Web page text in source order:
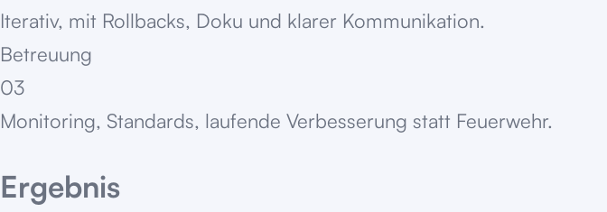
Iterativ, mit Rollbacks, Doku und klarer Kommunikation.
Betreuung
03
Monitoring, Standards, laufende Verbesserung statt Feuerwehr.
Ergebnis